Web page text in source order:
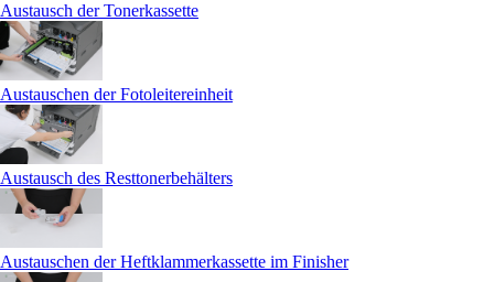
Austausch der Tonerkassette
Austauschen der Fotoleitereinheit
Austausch des Resttonerbehälters
Austauschen der Heftklammerkassette im Finisher